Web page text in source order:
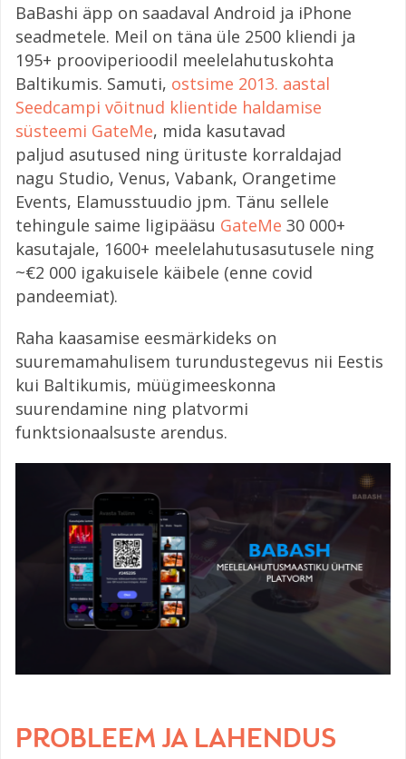
BaBashi äpp on saadaval Android ja iPhone
seadmetele. Meil on täna üle 2500 kliendi ja
195+ prooviperioodil meelelahutuskohta
Baltikumis. Samuti, ostsime 2013. aastal
Seedcampi võitnud klientide haldamise
süsteemi GateMe, mida kasutavad
paljud asutused ning ürituste korraldajad
nagu Studio, Venus, Vabank, Orangetime
Events, Elamusstuudio jpm. Tänu sellele
tehingule saime ligipääsu GateMe 30 000+
kasutajale, 1600+ meelelahutusasutusele ning
~€2 000 igakuisele käibele (enne covid
pandeemiat).
Raha kaasamise eesmärkideks on
suuremamahulisem turundustegevus nii Eestis
kui Baltikumis, müügimeeskonna
suurendamine ning platvormi
funktsionaalsuste arendus.
PROBLEEM JA LAHENDUS